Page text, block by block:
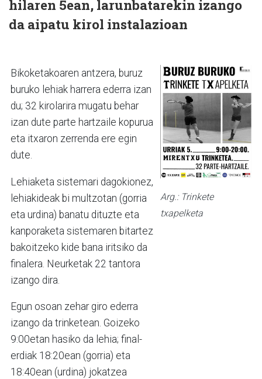
hilaren 5ean, larunbatarekin izango
da aipatu kirol instalazioan
Bikoketakoaren antzera, buruz
buruko lehiak harrera ederra izan
du; 32 kirolarira mugatu behar
izan dute parte hartzaile kopurua
eta itxaron zerrenda ere egin
dute.
Lehiaketa sistemari dagokionez,
lehiakideak bi multzotan (gorria
eta urdina) banatu dituzte eta
kanporaketa sistemaren bitartez
bakoitzeko kide bana iritsiko da
finalera. Neurketak 22 tantora
izango dira.
Egun osoan zehar giro ederra
izango da trinketean. Goizeko
9:00etan hasiko da lehia; final-
erdiak 18:20ean (gorria) eta
18:40ean (urdina) jokatzea
Arg.: Trinkete
txapelketa